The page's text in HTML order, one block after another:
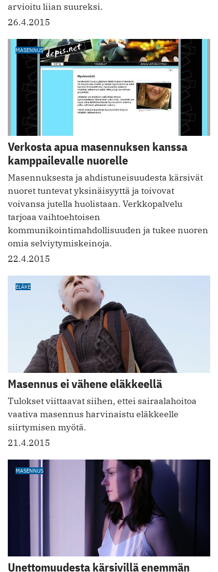
arvioitu liian suureksi.
26.4.2015
MASENNUS
Verkosta apua masennuksen kanssa
kamppailevalle nuorelle
Masennuksesta ja ahdistuneisuudesta kärsivät
nuoret tuntevat yksinäisyyttä ja toivovat
voivansa jutella huolistaan. Verkkopalvelu
tarjoaa vaihtoehtoisen
kommunikointimahdollisuuden ja tukee nuoren
omia ­selviytymiskeinoja.
22.4.2015
ELÄKE
Masennus ei vähene eläkkeellä
Tulokset viittaavat siihen, ettei sairaalahoitoa
vaativa masennus harvinaistu eläkkeelle
siirtymisen myötä.
21.4.2015
MASENNUS
Unettomuudesta kärsivillä enemmän